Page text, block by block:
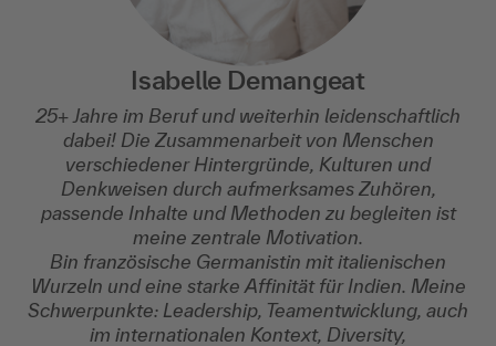
Isabelle Demangeat
25+ Jahre im Beruf und weiterhin leidenschaftlich
dabei! Die Zusammenarbeit von Menschen
verschiedener Hintergründe, Kulturen und
Denkweisen durch aufmerksames Zuhören,
passende Inhalte und Methoden zu begleiten ist
meine zentrale Motivation.
Bin französische Germanistin mit italienischen
Wurzeln und eine starke Affinität für Indien. Meine
Schwerpunkte: Leadership, Teamentwicklung, auch
im internationalen Kontext, Diversity,